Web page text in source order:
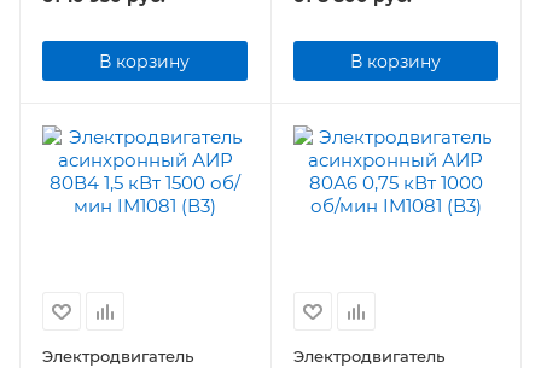
В корзину В корзину
Электродвигатель
Электродвигатель